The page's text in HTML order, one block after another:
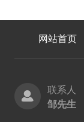
网站首页
联系人
邹先生